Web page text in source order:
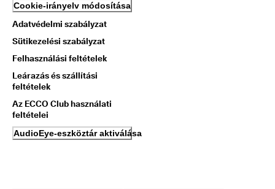
Cookie-irányelv módosítása
Adatvédelmi szabályzat
Sütikezelési szabályzat
Felhasználási feltételek
Leárazás és szállítási
feltételek
Az ECCO Club használati
feltételei
AudioEye-eszköztár aktiválása